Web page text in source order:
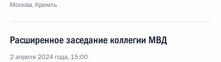
Москва, Кремль
Расширенное заседание коллегии МВД
2 апреля 2024 года, 15:00